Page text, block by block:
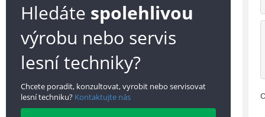
Hledáte spolehlivou
výrobu nebo servis
lesní techniky?
Chcete poradit, konzultovat, vyrobit nebo servisovat
lesní techniku? Kontaktujte nás